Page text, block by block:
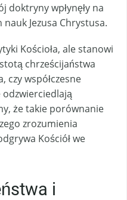
doktryny wpłynęły na
Jezusa Chrystusa.
Kościoła, ale stanowi
chrześcijaństwa
czy współczesne
odzwierciedlają
że takie porównanie
zrozumienia
Kościół we
i